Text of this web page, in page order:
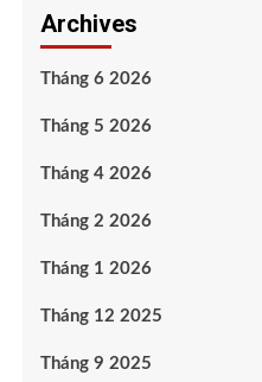
Archives
Tháng 6 2026
Tháng 5 2026
Tháng 4 2026
Tháng 2 2026
Tháng 1 2026
Tháng 12 2025
Tháng 9 2025